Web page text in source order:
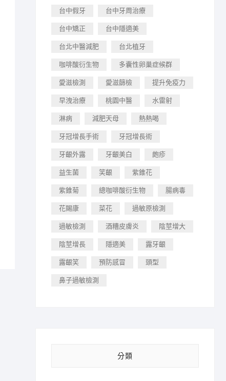
台中假牙 台中牙周治療
台中矯正 台中隱適美
台北中醫減肥 台北植牙
咖啡酸衍生物 多囊性卵巢症候群
愛滋檢測 愛滋篩檢 提升免疫力
早洩治療 桃園中醫 水雷射
淋病 減肥天母 熱熱喝
牙冠增長手術 牙冠增長術
牙齦外露 牙齦美白 皰疹
益生菌 笑齦 紫錐花
紫錐菊 總咖啡酸衍生物 腸病毒
花賜康 菜花 過敏原檢測
過敏檢測 酒糟皮膚炎 陰莖增大
陰莖增長 隱適美 露牙齦
露齦笑 預防感冒 頭型
鼻子過敏檢測
分類